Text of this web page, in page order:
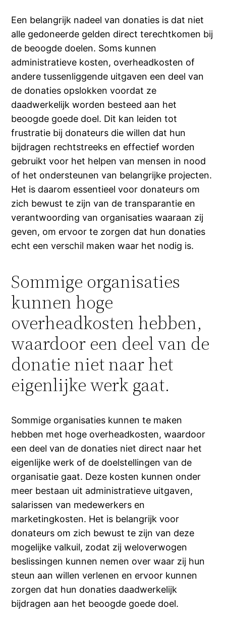
Een belangrijk nadeel van donaties is dat niet
alle gedoneerde gelden direct terechtkomen bij
de beoogde doelen. Soms kunnen
administratieve kosten, overheadkosten of
andere tussenliggende uitgaven een deel van
de donaties opslokken voordat ze
daadwerkelijk worden besteed aan het
beoogde goede doel. Dit kan leiden tot
frustratie bij donateurs die willen dat hun
bijdragen rechtstreeks en effectief worden
gebruikt voor het helpen van mensen in nood
of het ondersteunen van belangrijke projecten.
Het is daarom essentieel voor donateurs om
zich bewust te zijn van de transparantie en
verantwoording van organisaties waaraan zij
geven, om ervoor te zorgen dat hun donaties
echt een verschil maken waar het nodig is.
Sommige organisaties
kunnen hoge
overheadkosten hebben,
waardoor een deel van de
donatie niet naar het
eigenlijke werk gaat.
Sommige organisaties kunnen te maken
hebben met hoge overheadkosten, waardoor
een deel van de donaties niet direct naar het
eigenlijke werk of de doelstellingen van de
organisatie gaat. Deze kosten kunnen onder
meer bestaan uit administratieve uitgaven,
salarissen van medewerkers en
marketingkosten. Het is belangrijk voor
donateurs om zich bewust te zijn van deze
mogelijke valkuil, zodat zij weloverwogen
beslissingen kunnen nemen over waar zij hun
steun aan willen verlenen en ervoor kunnen
zorgen dat hun donaties daadwerkelijk
bijdragen aan het beoogde goede doel.